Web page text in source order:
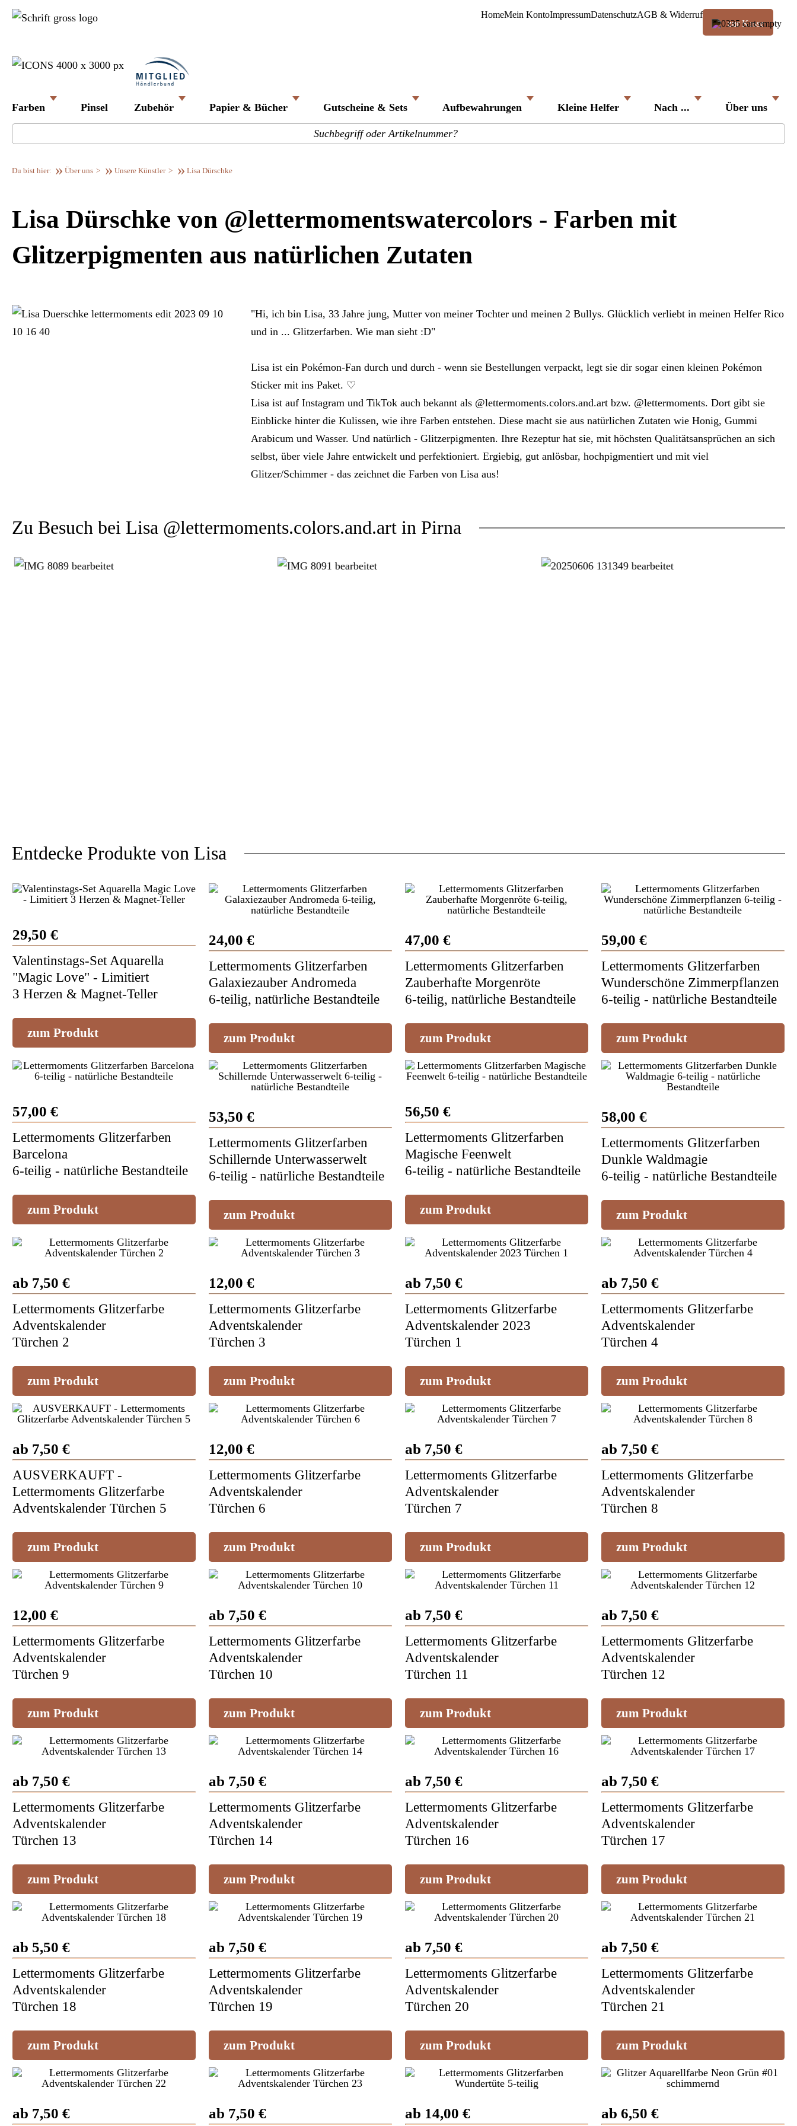
HomeMein KontoImpressumDatenschutzAGB & Widerruf
zur Kasse
Farben Pinsel Zubehör Papier & Bücher Gutscheine & Sets Aufbewahrungen Kleine Helfer Nach ... Über uns
Über uns Unsere Künstler Lisa Dürschke
Lisa Dürschke von @lettermomentswatercolors - Farben mit
Glitzerpigmenten aus natürlichen Zutaten
"Hi, ich bin Lisa, 33 Jahre jung, Mutter von meiner Tochter und meinen 2 Bullys. Glücklich verliebt in meinen Helfer Rico
und in ... Glitzerfarben. Wie man sieht :D"
Lisa ist ein Pokémon-Fan durch und durch - wenn sie Bestellungen verpackt, legt sie dir sogar einen kleinen Pokémon
Sticker mit ins Paket. ♡
Lisa ist auf Instagram und TikTok auch bekannt als @lettermoments.colors.and.art bzw. @lettermoments. Dort gibt sie
Einblicke hinter die Kulissen, wie ihre Farben entstehen. Diese macht sie aus natürlichen Zutaten wie Honig, Gummi
Arabicum und Wasser. Und natürlich - Glitzerpigmenten. Ihre Rezeptur hat sie, mit höchsten Qualitätsansprüchen an sich
selbst, über viele Jahre entwickelt und perfektioniert. Ergiebig, gut anlösbar, hochpigmentiert und mit viel
Glitzer/Schimmer - das zeichnet die Farben von Lisa aus!
Zu Besuch bei Lisa @lettermoments.colors.and.art in Pirna
Entdecke Produkte von Lisa
29,50 €
Valentinstags-Set Aquarella
"Magic Love" - Limitiert
3 Herzen & Magnet-Teller
zum Produkt
24,00 €
Lettermoments Glitzerfarben
Galaxiezauber Andromeda
6-teilig, natürliche Bestandteile
zum Produkt
47,00 €
Lettermoments Glitzerfarben
Zauberhafte Morgenröte
6-teilig, natürliche Bestandteile
zum Produkt
59,00 €
Lettermoments Glitzerfarben
Wunderschöne Zimmerpflanzen
6-teilig - natürliche Bestandteile
zum Produkt
57,00 €
Lettermoments Glitzerfarben
Barcelona
6-teilig - natürliche Bestandteile
zum Produkt
53,50 €
Lettermoments Glitzerfarben
Schillernde Unterwasserwelt
6-teilig - natürliche Bestandteile
zum Produkt
56,50 €
Lettermoments Glitzerfarben
Magische Feenwelt
6-teilig - natürliche Bestandteile
zum Produkt
58,00 €
Lettermoments Glitzerfarben
Dunkle Waldmagie
6-teilig - natürliche Bestandteile
zum Produkt
ab 7,50 €
Lettermoments Glitzerfarbe
Adventskalender
Türchen 2
zum Produkt
12,00 €
Lettermoments Glitzerfarbe
Adventskalender
Türchen 3
zum Produkt
ab 7,50 €
Lettermoments Glitzerfarbe
Adventskalender 2023
Türchen 1
zum Produkt
ab 7,50 €
Lettermoments Glitzerfarbe
Adventskalender
Türchen 4
zum Produkt
ab 7,50 €
AUSVERKAUFT -
Lettermoments Glitzerfarbe
Adventskalender Türchen 5
zum Produkt
12,00 €
Lettermoments Glitzerfarbe
Adventskalender
Türchen 6
zum Produkt
ab 7,50 €
Lettermoments Glitzerfarbe
Adventskalender
Türchen 7
zum Produkt
ab 7,50 €
Lettermoments Glitzerfarbe
Adventskalender
Türchen 8
zum Produkt
12,00 €
Lettermoments Glitzerfarbe
Adventskalender
Türchen 9
zum Produkt
ab 7,50 €
Lettermoments Glitzerfarbe
Adventskalender
Türchen 10
zum Produkt
ab 7,50 €
Lettermoments Glitzerfarbe
Adventskalender
Türchen 11
zum Produkt
ab 7,50 €
Lettermoments Glitzerfarbe
Adventskalender
Türchen 12
zum Produkt
ab 7,50 €
Lettermoments Glitzerfarbe
Adventskalender
Türchen 13
zum Produkt
ab 7,50 €
Lettermoments Glitzerfarbe
Adventskalender
Türchen 14
zum Produkt
ab 7,50 €
Lettermoments Glitzerfarbe
Adventskalender
Türchen 16
zum Produkt
ab 7,50 €
Lettermoments Glitzerfarbe
Adventskalender
Türchen 17
zum Produkt
ab 5,50 €
Lettermoments Glitzerfarbe
Adventskalender
Türchen 18
zum Produkt
ab 7,50 €
Lettermoments Glitzerfarbe
Adventskalender
Türchen 19
zum Produkt
ab 7,50 €
Lettermoments Glitzerfarbe
Adventskalender
Türchen 20
zum Produkt
ab 7,50 €
Lettermoments Glitzerfarbe
Adventskalender
Türchen 21
zum Produkt
ab 7,50 € ab 7,50 € ab 14,00 € ab 6,50 €